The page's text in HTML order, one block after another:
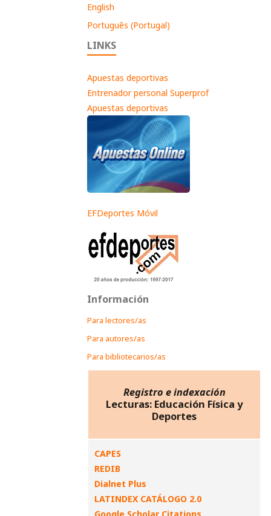
English
Português (Portugal)
LINKS
Apuestas deportivas
Entrenador personal Superprof
Apuestas deportivas
EFDeportes Móvil
Información
Para lectores/as
Para autores/as
Para bibliotecarios/as
Registro e indexación
Lecturas: Educación Física y
Deportes
CAPES
REDIB
Dialnet Plus
LATINDEX CATÁLOGO 2.0
Google Scholar Citations